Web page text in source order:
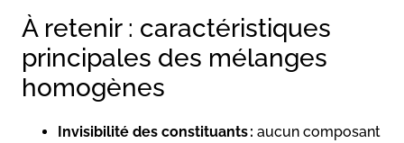
À retenir : caractéristiques
principales des mélanges
homogènes
Invisibilité des constituants : aucun composant